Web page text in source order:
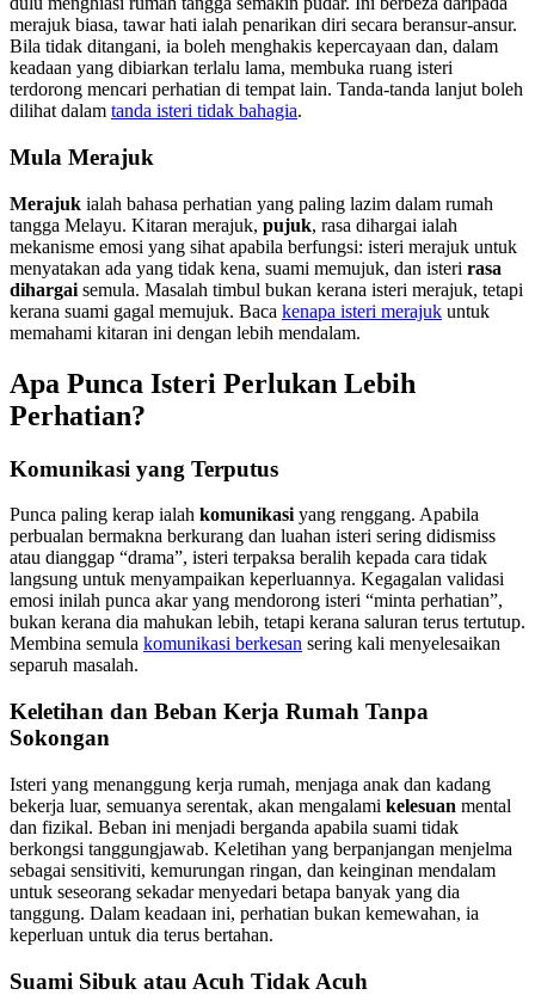
merajuk biasa, tawar hati ialah penarikan diri secara beransur-ansur.
Bila tidak ditangani, ia boleh menghakis kepercayaan dan, dalam
keadaan yang dibiarkan terlalu lama, membuka ruang isteri
terdorong mencari perhatian di tempat lain. Tanda-tanda lanjut boleh
dilihat dalam tanda isteri tidak bahagia.
Mula Merajuk
Merajuk ialah bahasa perhatian yang paling lazim dalam rumah
tangga Melayu. Kitaran merajuk, pujuk, rasa dihargai ialah
mekanisme emosi yang sihat apabila berfungsi: isteri merajuk untuk
menyatakan ada yang tidak kena, suami memujuk, dan isteri rasa
dihargai semula. Masalah timbul bukan kerana isteri merajuk, tetapi
kerana suami gagal memujuk. Baca kenapa isteri merajuk untuk
memahami kitaran ini dengan lebih mendalam.
Apa Punca Isteri Perlukan Lebih
Perhatian?
Komunikasi yang Terputus
Punca paling kerap ialah komunikasi yang renggang. Apabila
perbualan bermakna berkurang dan luahan isteri sering didismiss
atau dianggap “drama”, isteri terpaksa beralih kepada cara tidak
langsung untuk menyampaikan keperluannya. Kegagalan validasi
emosi inilah punca akar yang mendorong isteri “minta perhatian”,
bukan kerana dia mahukan lebih, tetapi kerana saluran terus tertutup.
Membina semula komunikasi berkesan sering kali menyelesaikan
separuh masalah.
Keletihan dan Beban Kerja Rumah Tanpa
Sokongan
Isteri yang menanggung kerja rumah, menjaga anak dan kadang
bekerja luar, semuanya serentak, akan mengalami kelesuan mental
dan fizikal. Beban ini menjadi berganda apabila suami tidak
berkongsi tanggungjawab. Keletihan yang berpanjangan menjelma
sebagai sensitiviti, kemurungan ringan, dan keinginan mendalam
untuk seseorang sekadar menyedari betapa banyak yang dia
tanggung. Dalam keadaan ini, perhatian bukan kemewahan, ia
keperluan untuk dia terus bertahan.
Suami Sibuk atau Acuh Tidak Acuh